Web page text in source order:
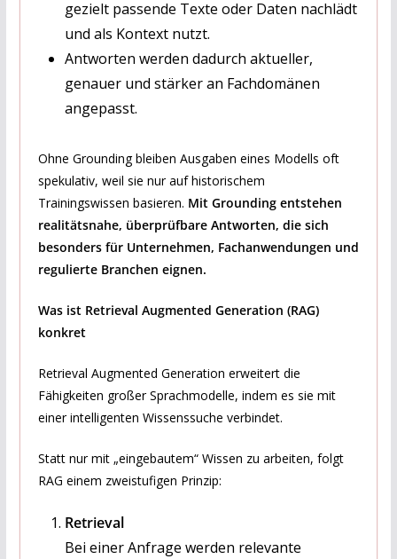
gezielt passende Texte oder Daten nachlädt
und als Kontext nutzt.
Antworten werden dadurch aktueller,
genauer und stärker an Fachdomänen
angepasst.
Ohne Grounding bleiben Ausgaben eines Modells oft
spekulativ, weil sie nur auf historischem
Trainingswissen basieren. Mit Grounding entstehen
realitätsnahe, überprüfbare Antworten, die sich
besonders für Unternehmen, Fachanwendungen und
regulierte Branchen eignen.
Was ist Retrieval Augmented Generation (RAG)
konkret
Retrieval Augmented Generation erweitert die
Fähigkeiten großer Sprachmodelle, indem es sie mit
einer intelligenten Wissenssuche verbindet.
Statt nur mit „eingebautem“ Wissen zu arbeiten, folgt
RAG einem zweistufigen Prinzip:
Retrieval
Bei einer Anfrage werden relevante